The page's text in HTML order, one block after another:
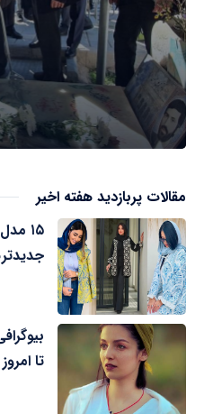
مقالات پربازدید هفته اخیر
تا امروز